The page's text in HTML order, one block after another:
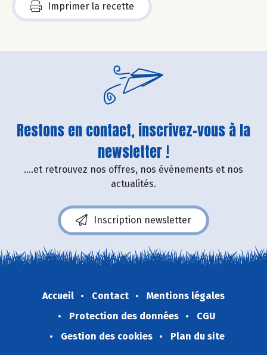
Imprimer la recette
Restons en contact, inscrivez-vous à la
newsletter !
....et retrouvez nos offres, nos événements et nos
actualités.
Inscription newsletter
Accueil Contact
Mentions légales
Protection des données
CGU
Gestion des cookies
Plan du site